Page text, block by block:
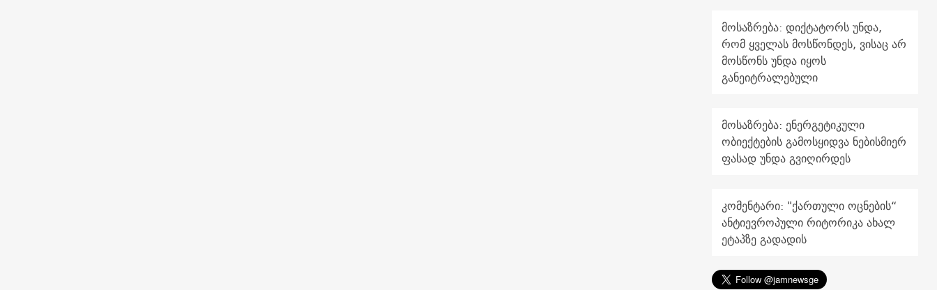
მოსაზრება: დიქტატორს უნდა,
რომ ყველას მოსწონდეს, ვისაც არ
მოსწონს უნდა იყოს
განეიტრალებული
მოსაზრება: ენერგეტიკული
ობიექტების გამოსყიდვა ნებისმიერ
ფასად უნდა გვიღირდეს
კომენტარი: "ქართული ოცნების“
ანტიევროპული რიტორიკა ახალ
ეტაპზე გადადის